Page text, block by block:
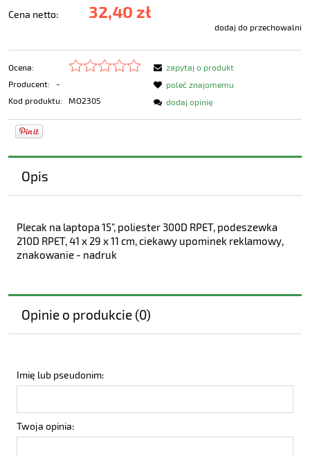
Cena netto: 32,40 zł
dodaj do przechowalni
Ocena:
Producent:
-
Kod produktu:
MO2305
zapytaj o produkt
poleć znajomemu
dodaj opinię
Opis
Plecak na laptopa 15", poliester 300D RPET, podeszewka
210D RPET, 41 x 29 x 11 cm, ciekawy upominek reklamowy,
znakowanie - nadruk
Opinie o produkcie (0)
Imię lub pseudonim:
Twoja opinia: